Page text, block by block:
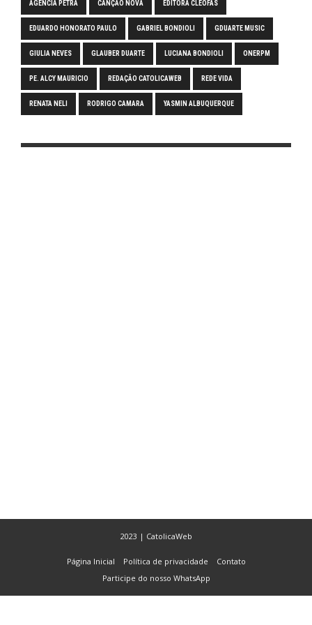
AGÊNCIA PETRA CANÇÃO NOVA EDITORA CLÉOFAS
EDUARDO HONORATO PAULO GABRIEL BONDIOLI GDUARTE MUSIC
GIULIA NEVES GLAUBER DUARTE LUCIANA BONDIOLI ONERPM
PE. ALCY MAURICIO REDAÇÃO CATOLICAWEB REDE VIDA
RENATA NELI RODRIGO CAMARA YASMIN ALBUQUERQUE
2023 | CatolicaWeb
Página Inicial Política de privacidade
Contato
Participe do nosso WhatsApp